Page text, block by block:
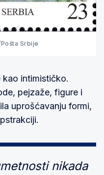
Srbije
kao intimističko.
pejzaže, figure i
uprošćavanju formi,
nikada